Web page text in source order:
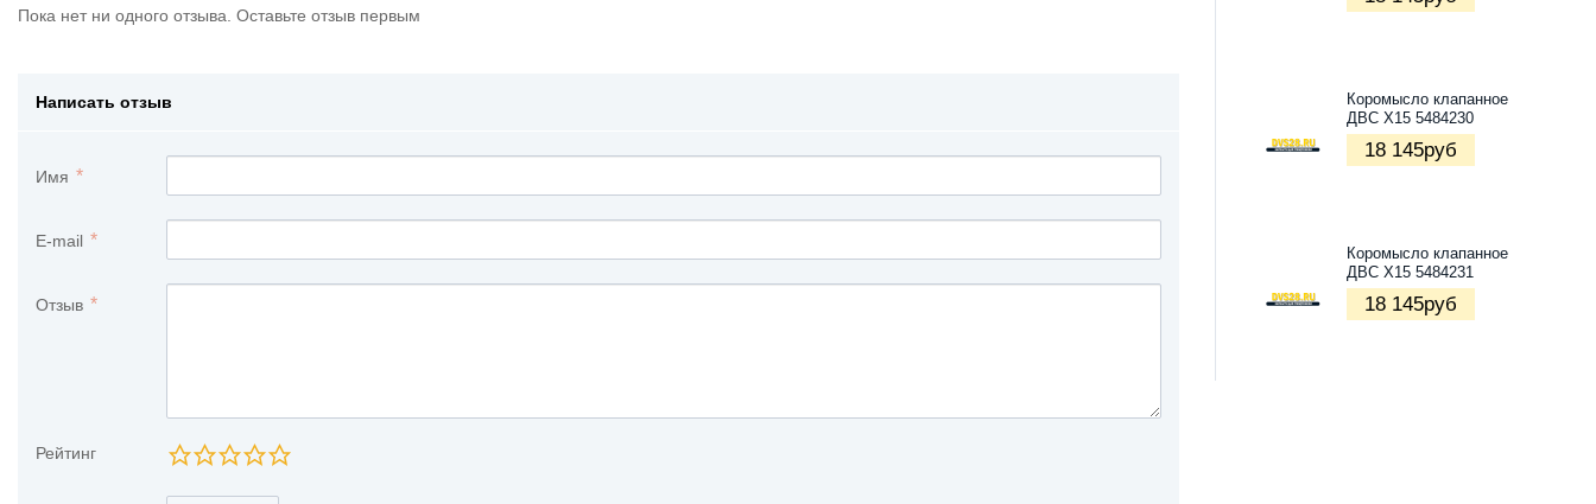
Пока нет ни одного отзыва. Оставьте отзыв первым
Написать отзыв
Имя
E-mail
Отзыв
Рейтинг
Коромысло клапанное
ДВС X15 5484230
18 145руб
Коромысло клапанное
ДВС X15 5484231
18 145руб